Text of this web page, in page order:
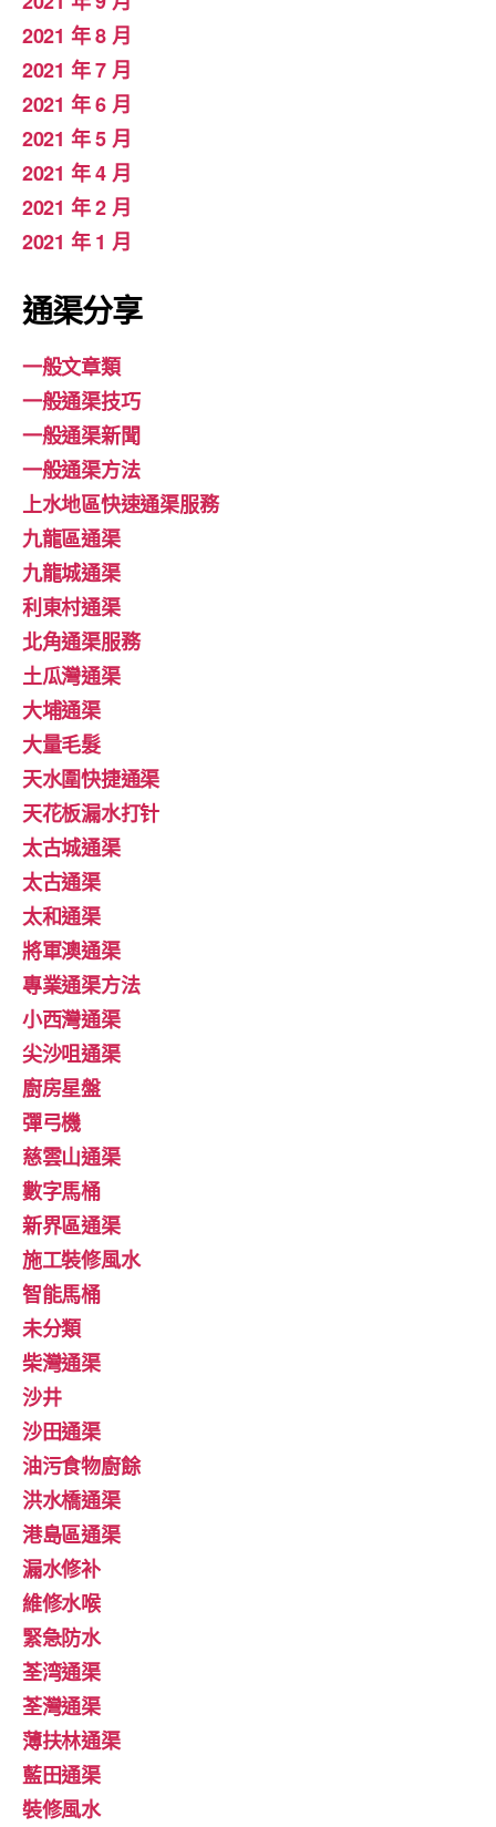
2021 年 8 月
2021 年 7 月
2021 年 6 月
2021 年 5 月
2021 年 4 月
2021 年 2 月
2021 年 1 月
通渠分享
一般文章類
一般通渠技巧
一般通渠新聞
一般通渠方法
上水地區快速通渠服務
九龍區通渠
九龍城通渠
利東村通渠
北角通渠服務
土瓜灣通渠
大埔通渠
大量毛髮
天水圍快捷通渠
天花板漏水打针
太古城通渠
太古通渠
太和通渠
將軍澳通渠
專業通渠方法
小西灣通渠
尖沙咀通渠
廚房星盤
彈弓機
慈雲山通渠
數字馬桶
新界區通渠
施工裝修風水
智能馬桶
未分類
柴灣通渠
沙井
沙田通渠
油污食物廚餘
洪水橋通渠
港島區通渠
漏水修补
維修水喉
緊急防水
荃湾通渠
荃灣通渠
薄扶林通渠
藍田通渠
裝修風水